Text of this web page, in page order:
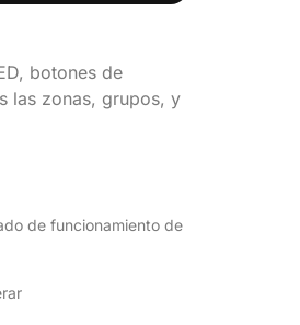
botones de
las zonas, grupos, y
de funcionamiento de